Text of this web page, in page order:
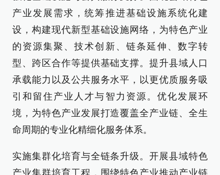
产业发展需求，统筹推进基础设施系统化建
设，构建现代新型基础设施网络，为特色产业
的资源集聚、技术创新、链条延伸、数字转
型、跨区合作等提供基础支撑。提升县域人口
承载能力以及公共服务水平，以更优质服务吸
引和留住产业人才与智力资源。优化发展环
境，为特色产业发展打造覆盖全产业链、全生
命周期的专业化精细化服务体系。
实施集群化培育与全链条升级。开展县域特色
产业集群培育工程，围绕特色产业推动产业链